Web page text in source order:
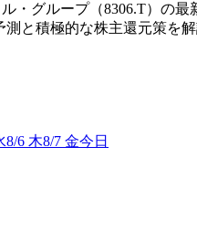
・グループ（8306.T）の
と積極的な株主還元策を解
8/6 木8/7 金今日